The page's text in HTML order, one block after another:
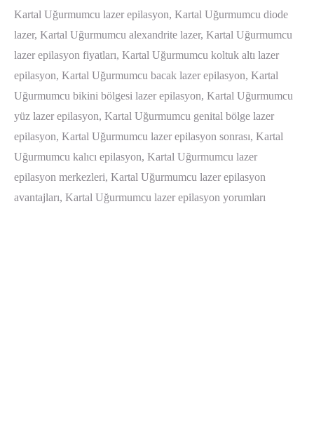
Kartal Uğurmumcu lazer epilasyon, Kartal Uğurmumcu diode
lazer, Kartal Uğurmumcu alexandrite lazer, Kartal Uğurmumcu
lazer epilasyon fiyatları, Kartal Uğurmumcu koltuk altı lazer
epilasyon, Kartal Uğurmumcu bacak lazer epilasyon, Kartal
Uğurmumcu bikini bölgesi lazer epilasyon, Kartal Uğurmumcu
yüz lazer epilasyon, Kartal Uğurmumcu genital bölge lazer
epilasyon, Kartal Uğurmumcu lazer epilasyon sonrası, Kartal
Uğurmumcu kalıcı epilasyon, Kartal Uğurmumcu lazer
epilasyon merkezleri, Kartal Uğurmumcu lazer epilasyon
avantajları, Kartal Uğurmumcu lazer epilasyon yorumları